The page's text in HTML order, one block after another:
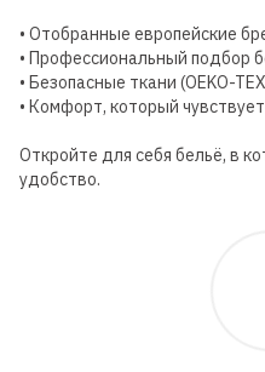
• Отобранные европейские
• Профессиональный подбор
• Безопасные ткани (OEKO-
• Комфорт, который
Откройте для себя бельё, в
удобство.